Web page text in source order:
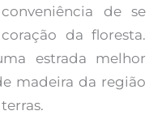
de se
da floresta.
estrada melhor
madeira da região